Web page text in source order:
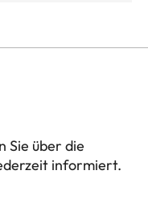
Sie über die
informiert.